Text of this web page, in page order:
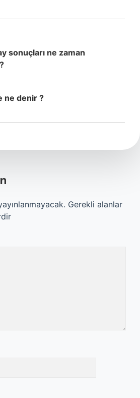
sonuçları ne zaman
ne denir ?
Gerekli alanlar